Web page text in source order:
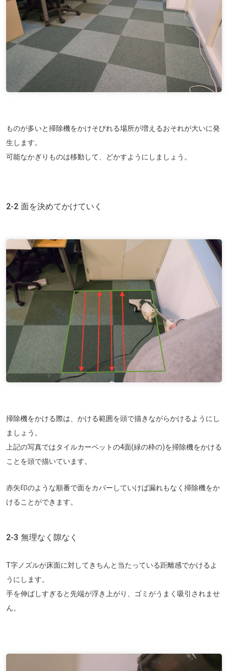
ものが多いと掃除機をかけそびれる場所が増えるおそれが大いに発
生します。
可能なかぎりものは移動して、どかすようにしましょう。
2-2 面を決めてかけていく
掃除機をかける際は、かける範囲を頭で描きながらかけるようにし
ましょう。
上記の写真ではタイルカーペットの4面(緑の枠の)を掃除機をかける
ことを頭で描いています。
赤矢印のような順番で面をカバーしていけば漏れもなく掃除機をか
けることができます。
2-3 無理なく隙なく
T字ノズルが床面に対してきちんと当たっている距離感でかけるよ
うにします。
手を伸ばしすぎると先端が浮き上がり、ゴミがうまく吸引されませ
ん。